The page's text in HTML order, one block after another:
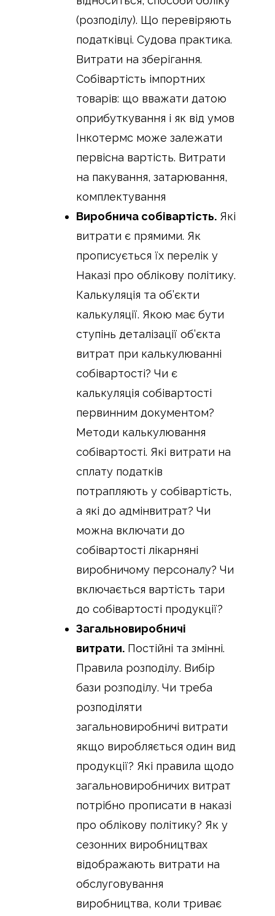
(розподілу). Що перевіряють
податківці. Судова практика.
Витрати на зберігання.
Собівартість імпортних
товарів: що вважати датою
оприбуткування і як від умов
Інкотермс може залежати
первісна вартість. Витрати
на пакування, затарювання,
комплектування
Виробнича собівартість. Які
витрати є прямими. Як
прописується їх перелік у
Наказі про облікову політику.
Калькуляція та об’єкти
калькуляції. Якою має бути
ступінь деталізації об’єкта
витрат при калькулюванні
собівартості? Чи є
калькуляція собівартості
первинним документом?
Методи калькулювання
собівартості. Які витрати на
сплату податків
потрапляють у собівартість,
а які до адмінвитрат? Чи
можна включати до
собівартості лікарняні
виробничому персоналу? Чи
включається вартість тари
до собівартості продукції?
Загальновиробничі
витрати. Постійні та змінні.
Правила розподілу. Вибір
бази розподілу. Чи треба
розподіляти
загальновиробничі витрати
якщо виробляється один вид
продукції? Які правила щодо
загальновиробничих витрат
потрібно прописати в наказі
про облікову політику? Як у
сезонних виробництвах
відображають витрати на
обслуговування
виробництва, коли триває